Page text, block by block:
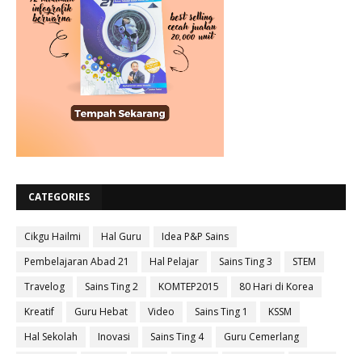
CATEGORIES
Cikgu Hailmi Hal Guru
Idea P&P Sains
Pembelajaran Abad 21
Hal Pelajar Sains Ting 3
STEM
Travelog
Sains Ting 2 KOMTEP2015
80 Hari di Korea
Kreatif
Guru Hebat Video Sains Ting 1
KSSM
Hal Sekolah
Inovasi Sains Ting 4
Guru Cemerlang